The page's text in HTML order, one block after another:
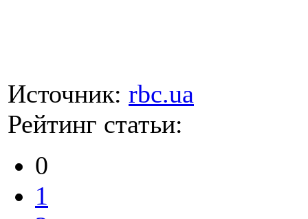
Источник: rbc.ua
Рейтинг статьи:
0
1